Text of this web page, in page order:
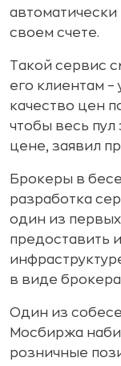
автоматически
своем счете.
Такой сервис
его клиентам
качество цен
чтобы весь пул
цене, заявил
Брокеры в
разработка
один из
предоставить
в виде
Один из
Мосбиржа
розничные